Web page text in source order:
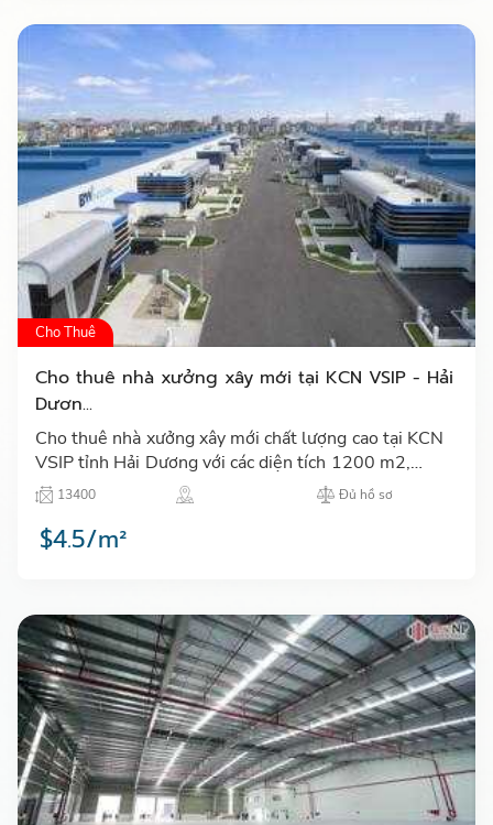
Cho Thuê
Cho thuê nhà xưởng xây mới tại KCN VSIP - Hải
Dươn...
Cho thuê nhà xưởng xây mới chất lượng cao tại KCN
VSIP tỉnh Hải Dương với các diện tích 1200 m2,
1700 m2, 2100 m2 có văn phòng với diện tích từ
103 m2 đến 190 m…
13400 Đủ hồ sơ
$4.5/m²